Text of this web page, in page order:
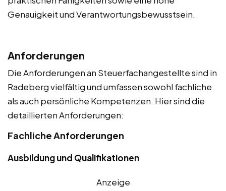
Genauigkeit und Verantwortungsbewusstsein.
Anforderungen
Die Anforderungen an Steuerfachangestellte sind in
Radeberg vielfältig und umfassen sowohl fachliche
als auch persönliche Kompetenzen. Hier sind die
detaillierten Anforderungen:
Fachliche Anforderungen
Ausbildung und Qualifikationen
Anzeige